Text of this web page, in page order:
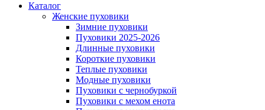
Каталог
Женские пуховики
Зимние пуховики
Пуховики 2025-2026
Длинные пуховики
Короткие пуховики
Теплые пуховики
Модные пуховики
Пуховики с чернобуркой
Пуховики с мехом енота